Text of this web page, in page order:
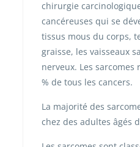
chirurgie
cancéreuses qui se
tissus mous du corps,
graisse, les vaisseaux
nerveux. Les
% de tous les cancers.
La majorité des
chez des adultes âgés